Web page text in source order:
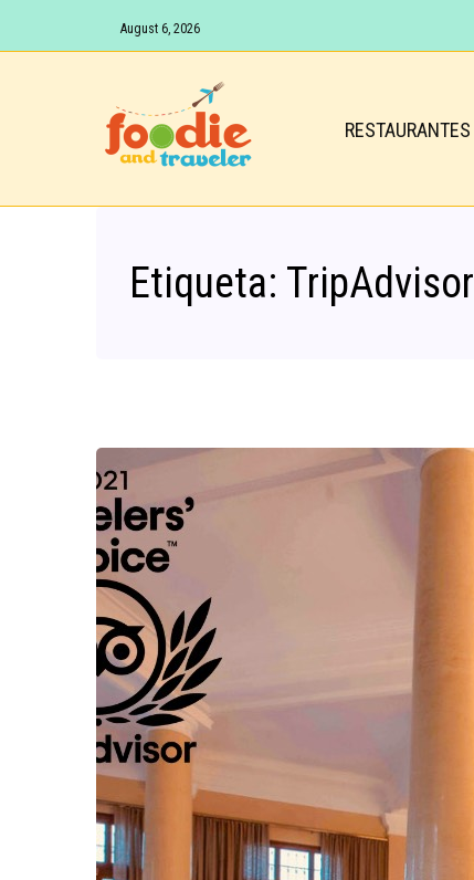
August 6, 2026
RESTAURANTES
Etiqueta: TripAdvisor